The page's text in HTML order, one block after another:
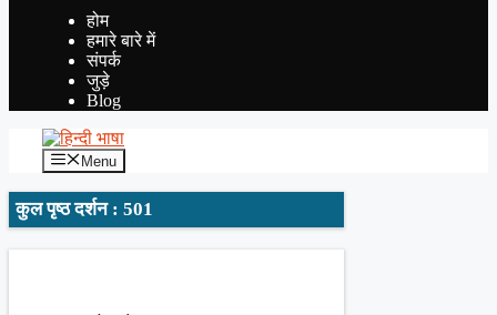
YouTube
होम
हमारे बारे में
संपर्क
जुड़े
Blog
Menu
कुल पृष्ठ दर्शन : 501